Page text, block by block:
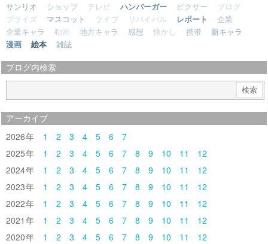
サンリオ
ショップ テレビ ハンバーガー ピクサー
ブログ
プライズ
マスコット ライブ リバイバル レポート
企業
企業キャラ
動画 地方キャラ 感想 懐かし 携帯
新キャラ
漫画
絵本 雑誌
ブログ内検索
アーカイブ
2026 1 2 3 4 5 6
7
2025
1 2 3 4 5 6 7 8 9 10 11
12
2024
1 2 3 4 5 6 7 8 9 10 11
12
2023
1 2 3 4 5 6 7 8 9 10 11
12
2022
1 2 3 4 5 6 7 8 9 10 11
12
2021
1 2 3 4 5 6 7 8 9 10 11
12
2020
1 2 3 4 5 6 7 8 9 10 11
12